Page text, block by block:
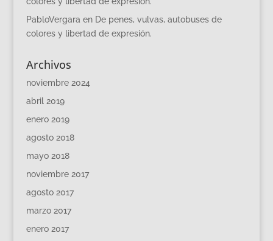
PabloVergara en De penes, vulvas, autobuses de
colores y libertad de expresión.
Archivos
noviembre 2024
abril 2019
enero 2019
agosto 2018
mayo 2018
noviembre 2017
agosto 2017
marzo 2017
enero 2017